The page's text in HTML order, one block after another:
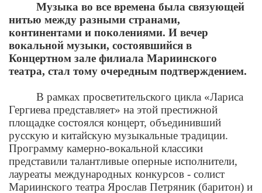
Музыка во все времена была связующей
нитью между разными странами,
континентами и поколениями. И вечер
вокальной музыки, состоявшийся в
Концертном зале филиала Мариинского
театра, стал тому очередным подтверждением.
В рамках просветительского цикла «Лариса
Гергиева представляет» на этой престижной
площадке состоялся концерт, объединивший
русскую и китайскую музыкальные традиции.
Программу камерно-вокальной классики
представили талантливые оперные исполнители,
лауреаты международных конкурсов - солист
Мариинского театра Ярослав Петряник (баритон) и